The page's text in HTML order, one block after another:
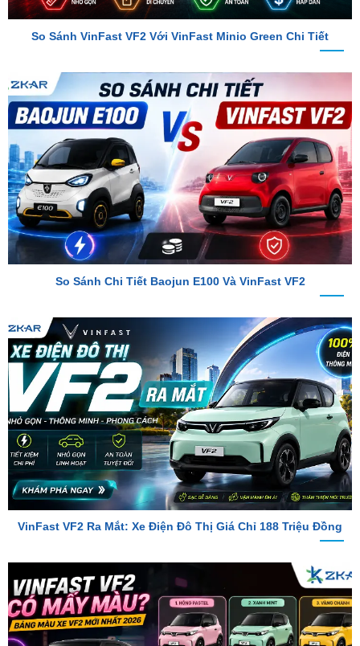
So Sánh Chi Tiết Baojun E100 Và VinFast VF2
VinFast VF2 Ra Mắt: Xe Điện Đô Thị Giá Chỉ 188 Triệu Đồng